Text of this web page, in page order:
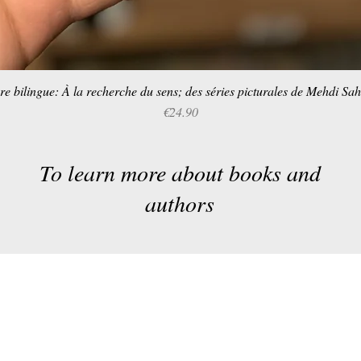
Quick View
bilingue: À la recherche du sens; des séries picturales de Mehdi
Price
€24.90
To learn more about books and
authors